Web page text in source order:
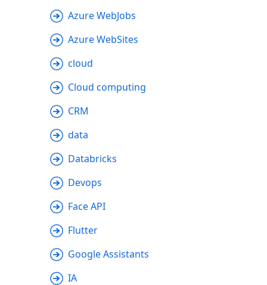
Azure WebJobs
Azure WebSites
cloud
Cloud computing
CRM
data
Databricks
Devops
Face API
Flutter
Google Assistants
IA